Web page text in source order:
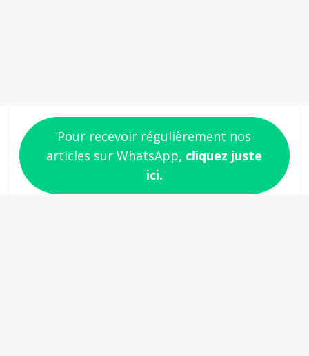
Pour recevoir régulièrement nos
articles sur WhatsApp, cliquez juste
ici.